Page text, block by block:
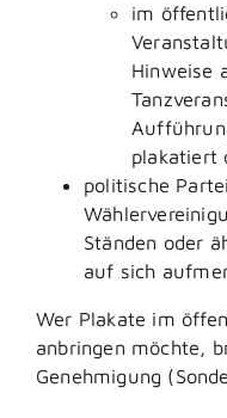
im
Hinweise
plakatiert
politische
Ständen oder
auf sich
Wer Plakate im
anbringen möchte,
Genehmigung